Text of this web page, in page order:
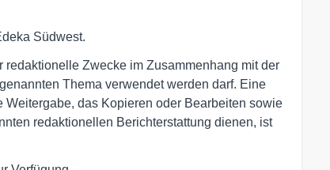
Südwest.
Zwecke im Zusammenhang mit der
Thema verwendet werden darf. Eine
das Kopieren oder Bearbeiten sowie
redaktionellen Berichterstattung dienen, ist